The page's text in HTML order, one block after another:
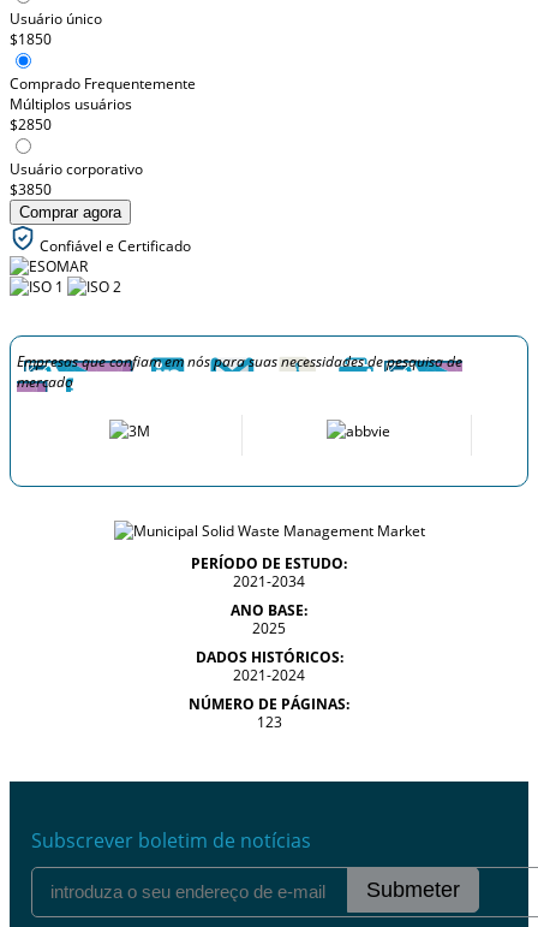
Usuário único
$1850
Comprado Frequentemente
Múltiplos usuários
$2850
Usuário corporativo
$3850
Comprar agora
Confiável e Certificado
Empresas que confiam em nós para suas necessidades de pesquisa de
mercado
PERÍODO DE ESTUDO:
2021-2034
ANO BASE:
2025
DADOS HISTÓRICOS:
2021-2024
NÚMERO DE PÁGINAS:
123
Subscrever boletim de notícias
Submeter